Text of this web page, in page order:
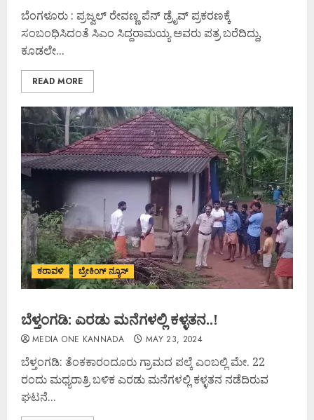
ಬೆಂಗಳೂರು : ಪ್ರಜ್ವಲ್ ರೇವಣ್ಣ ಪೆನ್ ಡ್ರೈವ್ ಪ್ರಕರಣಕ್ಕೆ
ಸಂಬಂಧಿಸಿದಂತೆ ಸಿಎಂ ಸಿದ್ದರಾಮಯ್ಯ ಅವರು ಪತ್ರ ಬರೆದಿದ್ದು,
ಕೂಡಲೇ...
READ MORE
ಕರಾವಳಿ ಬ್ರೇಕಿಂಗ್ ನ್ಯೂಸ್
ಬೆಳ್ತಂಗಡಿ: ಎರಡು ಮನೆಗಳಲ್ಲಿ ಕಳ್ಳತನ..!
MEDIA ONE KANNADA MAY 23, 2024
ಬೆಳ್ತಂಗಡಿ: ತೆಂಕಕಾರಂದೂರು ಗ್ರಾಮದ ಪಲ್ಕೆ ಎಂಬಲ್ಲಿ ಮೇ. 22
ರಂದು ಮಧ್ಯರಾತ್ರಿ ಬಳಿಕ ಎರಡು ಮನೆಗಳಲ್ಲಿ ಕಳ್ಳತನ ನಡೆದಿರುವ
ಘಟನೆ...